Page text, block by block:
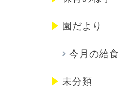
園だより
今月の給食
未分類